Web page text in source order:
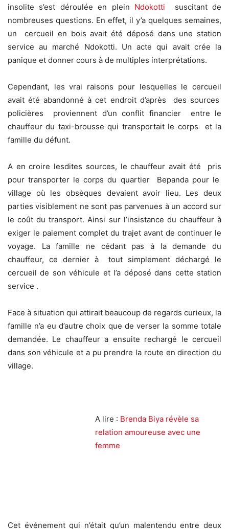
insolite s’est déroulée en plein Ndokotti suscitant de
nombreuses questions. En effet, il y’a quelques semaines,
un cercueil en bois avait été déposé dans une station
service au marché Ndokotti. Un acte qui avait crée la
panique et donner cours à de multiples interprétations.
Cependant, les vrai raisons pour lesquelles le cercueil
avait été abandonné à cet endroit d’après des sources
policières proviennent d’un conflit financier entre le
chauffeur du taxi-brousse qui transportait le corps et la
famille du défunt.
A en croire lesdites sources, le chauffeur avait été pris
pour transporter le corps du quartier Bepanda pour le
village où les obsèques devaient avoir lieu. Les deux
parties visiblement ne sont pas parvenues à un accord sur
le coût du transport. Ainsi sur l’insistance du chauffeur à
exiger le paiement complet du trajet avant de continuer le
voyage. La famille ne cédant pas à la demande du
chauffeur, ce dernier à tout simplement déchargé le
cercueil de son véhicule et l’a déposé dans cette station
service .
Face à situation qui attirait beaucoup de regards curieux, la
famille n’a eu d’autre choix que de verser la somme totale
demandée. Le chauffeur a ensuite rechargé le cercueil
dans son véhicule et a pu prendre la route en direction du
village.
A lire : Brenda Biya révèle sa
relation amoureuse avec une
femme
Cet événement qui n’était qu’un malentendu entre deux